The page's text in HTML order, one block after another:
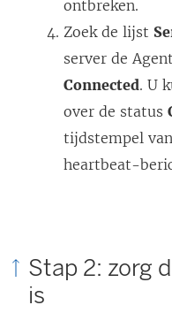
ontbreken.
Zoek de lijst
server de
Connected. U
over de status
tijdstempel
heartbeat-
Stap 2: zorg
is